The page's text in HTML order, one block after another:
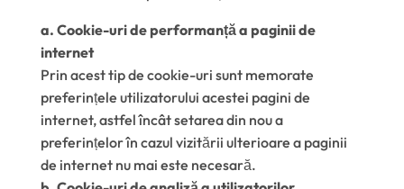
a. Cookie-uri de performanță a paginii de
internet
Prin acest tip de cookie-uri sunt memorate
preferințele utilizatorului acestei pagini de
internet, astfel încât setarea din nou a
preferințelor în cazul vizitării ulterioare a paginii
de internet nu mai este necesară.